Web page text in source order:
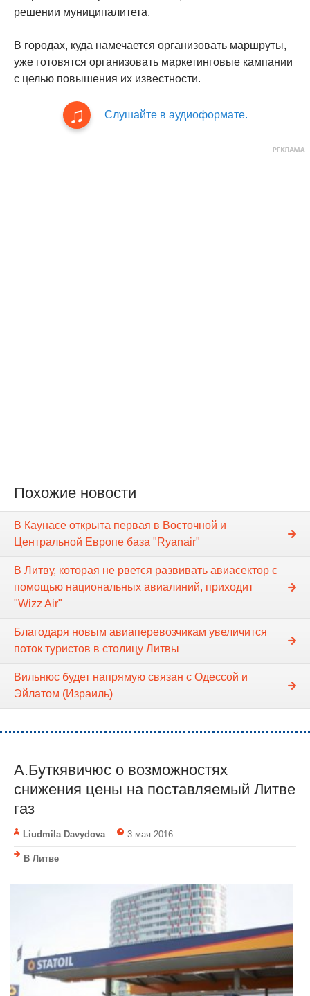
решении муниципалитета.
В городах, куда намечается организовать маршруты,
уже готовятся организовать маркетинговые кампании
с целью повышения их известности.
Слушайте в аудиоформате.
Похожие новости
В Каунасе открыта первая в Восточной и
Центральной Европе база "Ryanair"
В Литву, которая не рвется развивать авиасектор с
помощью национальных авиалиний, приходит
"Wizz Air"
Благодаря новым авиаперевозчикам увеличится
поток туристов в столицу Литвы
Вильнюс будет напрямую связан с Одессой и
Эйлатом (Израиль)
А.Буткявичюс о возможностях
снижения цены на поставляемый Литве
газ
Liudmila Davydova 3 мая 2016
В Литве